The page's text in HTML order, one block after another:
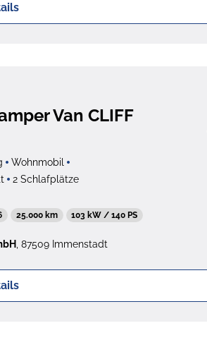
Van CLIFF
Wohnmobil
2 Schlafplätze
25.000 km 103 kW / 140 PS
, 87509 Immenstadt